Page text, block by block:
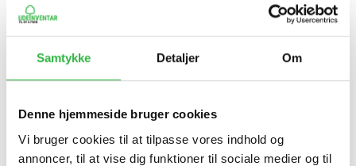
Samtykke Detaljer Om
Denne hjemmeside bruger cookies
Vi bruger cookies til at tilpasse vores indhold og
annoncer, til at vise dig funktioner til sociale medier og til
Billing Last Name
Find Order By
E-mail